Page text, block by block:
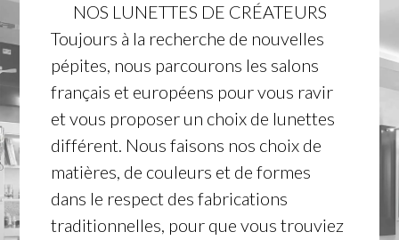
NOS LUNETTES DE CRÉATEURS
Toujours à la recherche de nouvelles
pépites, nous parcourons les salons
français et européens pour vous ravir
et vous proposer un choix de lunettes
différent. Nous faisons nos choix de
matières, de couleurs et de formes
dans le respect des fabrications
traditionnelles, pour que vous trouviez